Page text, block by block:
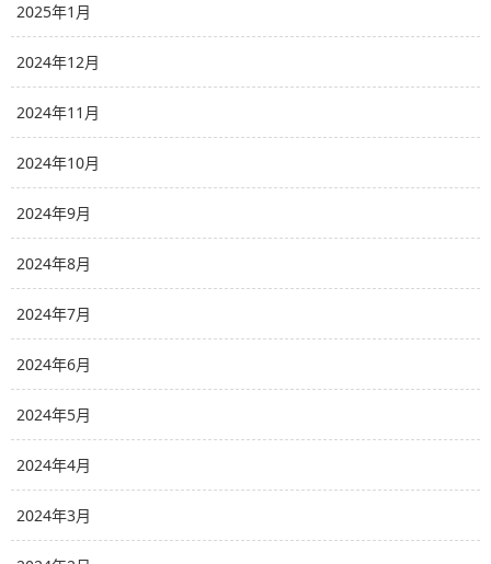
2025年1月
2024年12月
2024年11月
2024年10月
2024年9月
2024年8月
2024年7月
2024年6月
2024年5月
2024年4月
2024年3月